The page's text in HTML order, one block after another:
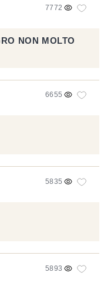
7772
NON MOLTO
6655
5835
5893